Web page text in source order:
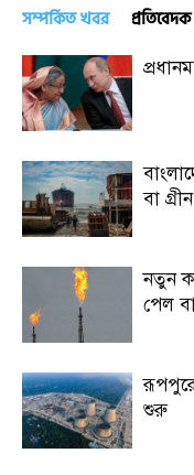
সম্পর্কিত খবর
বা
নতুন
পেল
শুরু